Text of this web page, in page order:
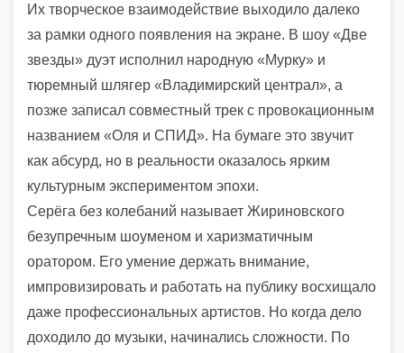
Их творческое взаимодействие выходило далеко
за рамки одного появления на экране. В шоу «Две
звезды» дуэт исполнил народную «Мурку» и
тюремный шлягер «Владимирский централ», а
позже записал совместный трек с провокационным
названием «Оля и СПИД». На бумаге это звучит
как абсурд, но в реальности оказалось ярким
культурным экспериментом эпохи.
Серёга без колебаний называет Жириновского
безупречным шоуменом и харизматичным
оратором. Его умение держать внимание,
импровизировать и работать на публику восхищало
даже профессиональных артистов. Но когда дело
доходило до музыки, начинались сложности. По